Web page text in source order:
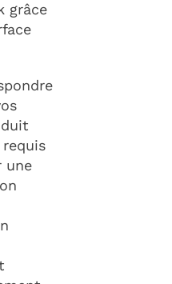
grâce
une